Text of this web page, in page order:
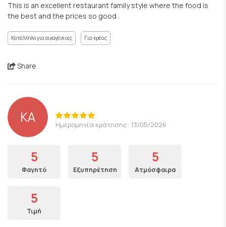
This is an excellent restaurant family style where the food is
the best and the prices so good .
Κατάλληλο για οικογένειες Για κρέας
Share
KA Ημερομηνία κράτησης: 13/05/2026
5
Φαγητό
5
Εξυπηρέτηση
5
Ατμόσφαιρα
5
Τιμή